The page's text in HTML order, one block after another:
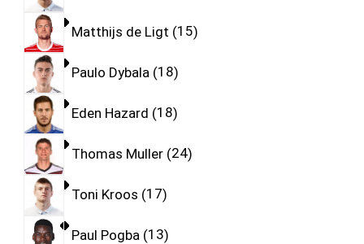
Matthijs de Ligt 15
Paulo Dybala 18
Eden Hazard 18
Thomas Muller 24
Toni Kroos 17
Paul Pogba 13